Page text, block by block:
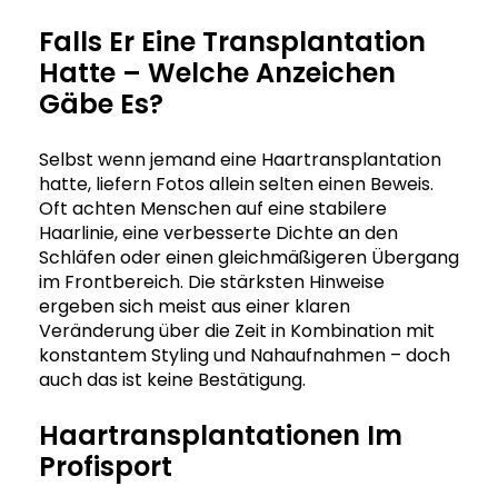
Falls Er Eine Transplantation
Hatte – Welche Anzeichen
Gäbe Es?
Selbst wenn jemand eine Haartransplantation
hatte, liefern Fotos allein selten einen Beweis.
Oft achten Menschen auf eine stabilere
Haarlinie, eine verbesserte Dichte an den
Schläfen oder einen gleichmäßigeren Übergang
im Frontbereich. Die stärksten Hinweise
ergeben sich meist aus einer klaren
Veränderung über die Zeit in Kombination mit
konstantem Styling und Nahaufnahmen – doch
auch das ist keine Bestätigung.
Haartransplantationen Im
Profisport